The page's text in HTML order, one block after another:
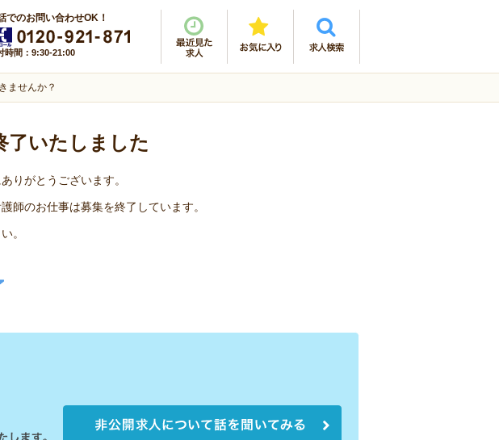
でのお問い合わせOK！
時間：9:30-21:00
ませんか？
了いたしました
りがとうございます。
師のお仕事は募集を終了しています。
。